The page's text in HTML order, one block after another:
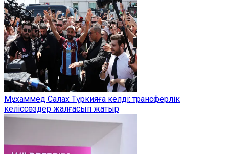
Мұхаммед Салах Түркияға келді: трансферлік
келіссөздер жалғасып жатыр